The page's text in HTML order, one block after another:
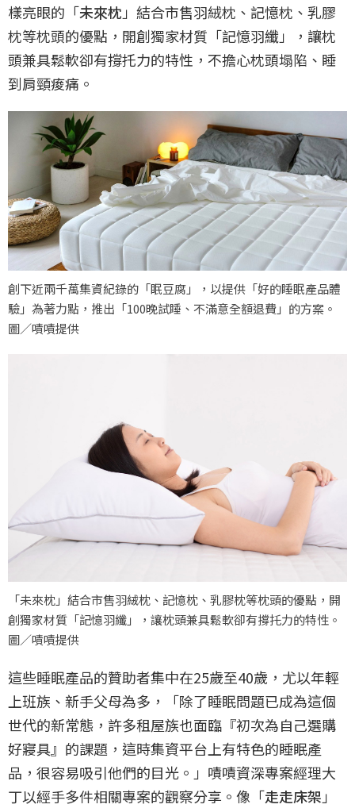
樣亮眼的「未來枕 」結合市售羽絨枕、記憶枕、乳膠
枕等枕頭的優點，開創獨家材質「記憶羽纖」，讓枕
頭兼具鬆軟卻有撐托力的特性，不擔心枕頭塌陷、睡
到肩頸痠痛。
創下近兩千萬集資紀錄的「眠豆腐」，以提供「好的睡眠產品體
驗」為著力點，推出「100晚試睡、不滿意全額退費」的方案。
圖／嘖嘖提供
「未來枕」結合市售羽絨枕、記憶枕、乳膠枕等枕頭的優點，開
創獨家材質「記憶羽纖」，讓枕頭兼具鬆軟卻有撐托力的特性。
圖／嘖嘖提供
這些睡眠產品的贊助者集中在25歲至40歲，尤以年輕
上班族、新手父母為多，「除了睡眠問題已成為這個
世代的新常態，許多租屋族也面臨『初次為自己選購
好寢具』的課題，這時集資平台上有特色的睡眠產
品，很容易吸引他們的目光。」嘖嘖資深專案經理大
丁以經手多件相關專案的觀察分享。像「走走床架 」